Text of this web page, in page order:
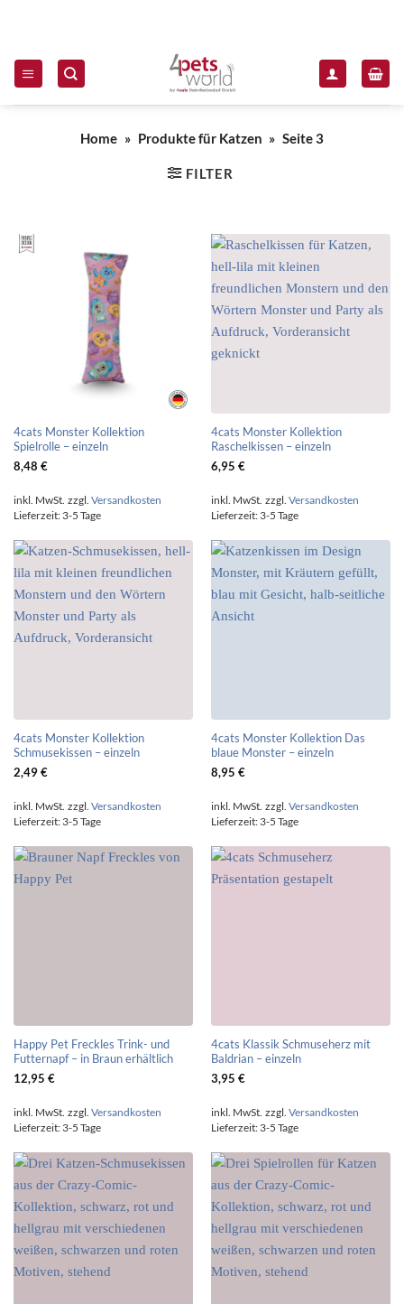
Home » Produkte für Katzen » Seite 3
FILTER
4cats Monster Kollektion
Spielrolle – einzeln
8,48 €
inkl. MwSt. zzgl. Versandkosten
Lieferzeit: 3-5 Tage
4cats Monster Kollektion
Raschelkissen – einzeln
6,95 €
inkl. MwSt. zzgl. Versandkosten
Lieferzeit: 3-5 Tage
4cats Monster Kollektion
Schmusekissen – einzeln
2,49€
inkl. MwSt. zzgl. Versandkosten
Lieferzeit: 3-5 Tage
4cats Monster Kollektion Das
blaue Monster – einzeln
8,95 €
inkl. MwSt. zzgl. Versandkosten
Lieferzeit: 3-5 Tage
Happy Pet Freckles Trink- und
Futternapf – in Braun erhältlich
12,95 €
inkl. MwSt. zzgl. Versandkosten
Lieferzeit: 3-5 Tage
4cats Klassik Schmuseherz mit
Baldrian – einzeln
3,95 €
inkl. MwSt. zzgl. Versandkosten
Lieferzeit: 3-5 Tage